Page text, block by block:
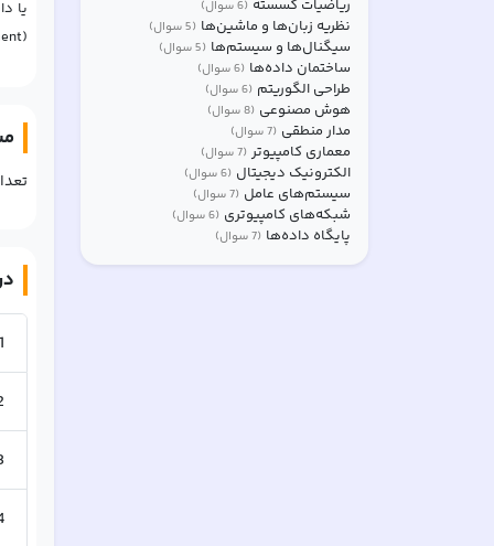
ریاضیات گسسته (
6سوال)
نظریه زبان‌ها و ماشین‌ها (
5سوال)
سیگنال‌ها و سیستم‌ها (
5سوال)
ساختمان داده‌ها (
6سوال)
طراحی الگوریتم (
6سوال)
هوش مصنوعی (
8سوال)
مدار منطقی (
7سوال)
معماری کامپیوتر (
7سوال)
الکترونیک دیجیتال (
6سوال)
سیستم‌های عامل (
7سوال)
شبکه‌های کامپیوتری (
6سوال)
پایگاه داده‌ها (
7سوال)
(Comment) در زیر هر راه حل را دارند. استاد یا ارائه دهنده راه حل می‌توانند به اظهار نظر یا ایراد یا ابهام مطرح شده از طرف داوطلبان پاسخ دهند.
1